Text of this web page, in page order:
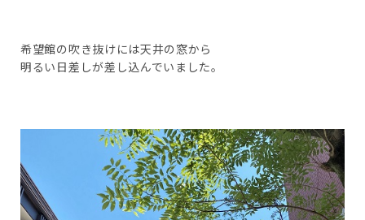
希望館の吹き抜けには天井の窓から
明るい日差しが差し込んでいました。